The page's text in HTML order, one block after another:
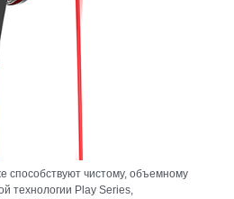
способствуют чистому, объемному
технологии Play Series,